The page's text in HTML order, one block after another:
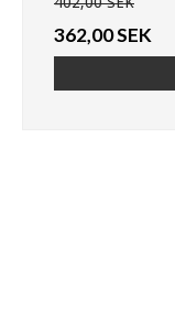
362,00 SEK